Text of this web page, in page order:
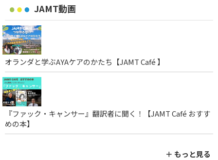
JAMT動画
オランダと学ぶAYAケアのかたち【JAMT Café 】
『ファック・キャンサー』翻訳者に聞く！【JAMT Café おすす
めの本】
＋ もっと見る